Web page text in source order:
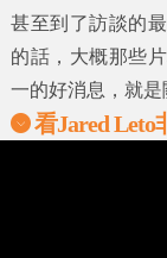
甚至到了訪談的
的話，大概那些
一的好消息，就是
看Jared